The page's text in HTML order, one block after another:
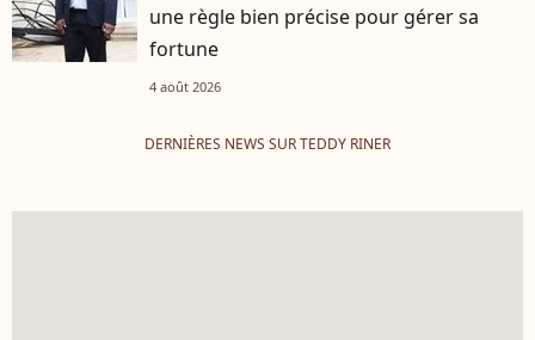
une règle bien précise pour gérer sa
fortune
4 août 2026
DERNIÈRES NEWS SUR TEDDY RINER